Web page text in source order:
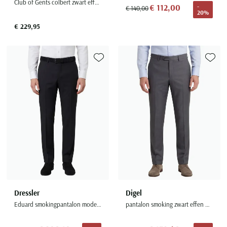
Club of Gents colbert zwart effen wol slim fit Flex
€ 229,95
€ 140,00€ 112,00
-
20%
Dressler
Eduard smokingpantalon model Evan
Toevoegen aan favorieten
Digel
pantalon smoking zwart effen wol slim fit